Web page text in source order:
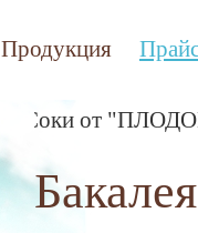
Продукция
Соки от
Бакалея